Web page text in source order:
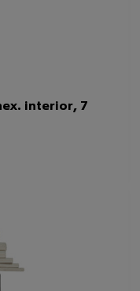
interior, 7